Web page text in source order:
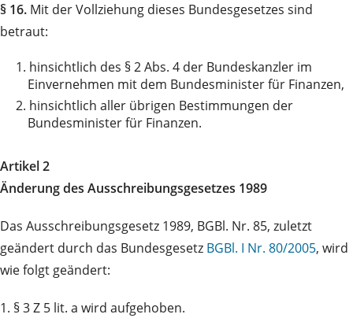
§ 16. Mit der Vollziehung dieses Bundesgesetzes sind
betraut:
1. hinsichtlich des § 2 Abs. 4 der Bundeskanzler im
Einvernehmen mit dem Bundesminister für Finanzen,
2. hinsichtlich aller übrigen Bestimmungen der
Bundesminister für Finanzen.
Artikel 2
Änderung des Ausschreibungsgesetzes 1989
Das Ausschreibungsgesetz 1989, BGBl. Nr. 85, zuletzt
geändert durch das Bundesgesetz BGBl. I Nr. 80/2005, wird
wie folgt geändert:
1. § 3 Z 5 lit. a wird aufgehoben.